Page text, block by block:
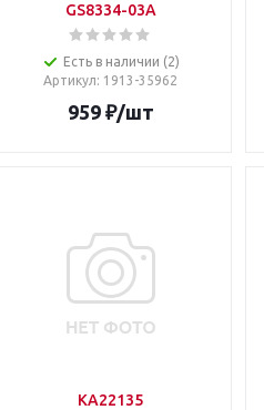
GS8334-03A
Есть в наличии (2)
Артикул: 1913-35962
959₽/шт
KA22135